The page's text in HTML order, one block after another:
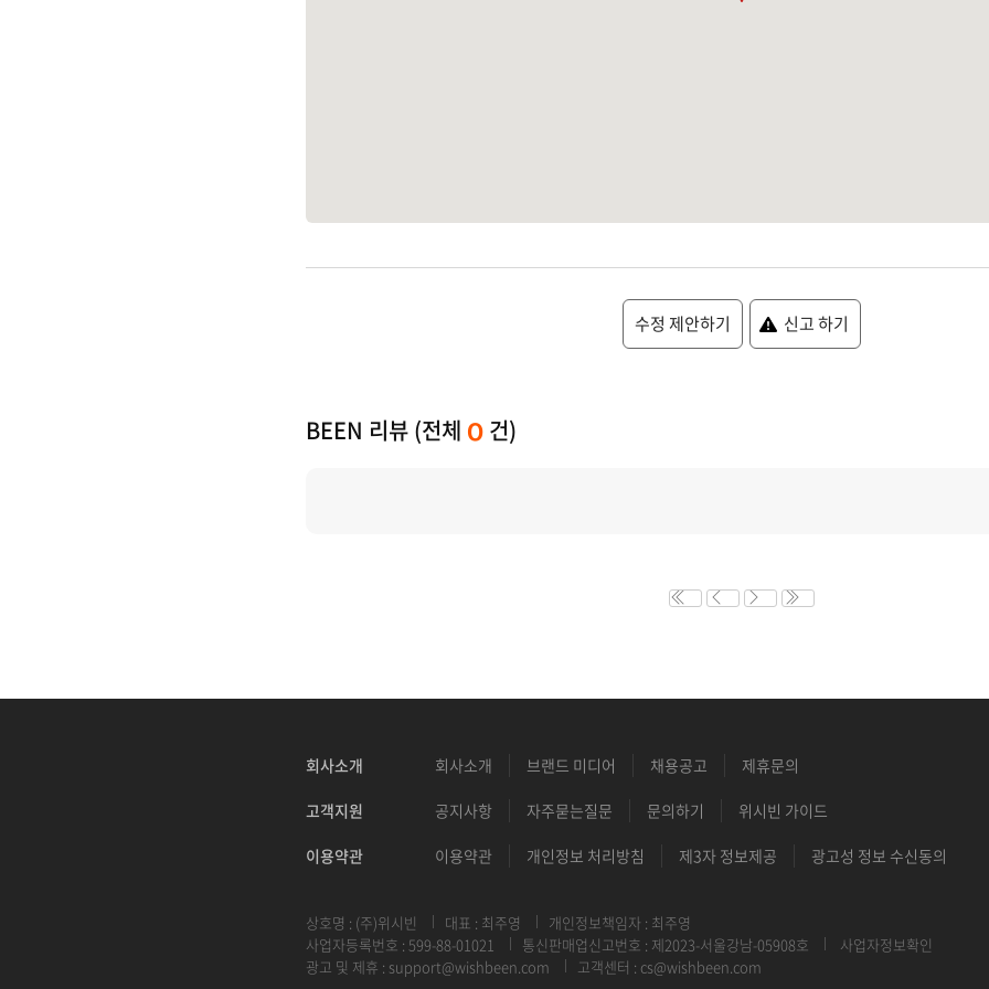
수정 제안하기 신고 하기
BEEN 리뷰 (전체 0 건)
회사소개 회사소개 브랜드 미디어 채용공고 제휴문의
고객지원 공지사항 자주묻는질문 문의하기 위시빈 가이드
이용약관 이용약관 개인정보 처리방침 제3자 정보제공 광고성 정보 수신동의
상호명 : (주)위시빈 대표 : 최주영
개인정보책임자 : 최주영
사업자등록번호 : 599-88-01021
통신판매업신고번호 : 제2023-서울강남-05908호
사업자정보확인
광고 및 제휴 : support@wishbeen.com 고객센터 : cs@wishbeen.com